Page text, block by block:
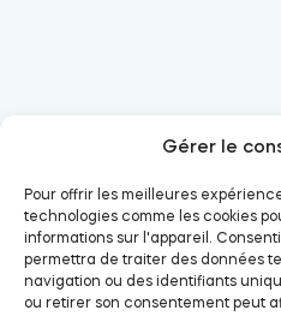
Gérer le
Pour offrir les meilleures
technologies comme les cookies
informations sur l'appareil.
permettra de traiter des données
navigation ou des identifiants
ou retirer son consentement peut
Tedee Keypad PRO